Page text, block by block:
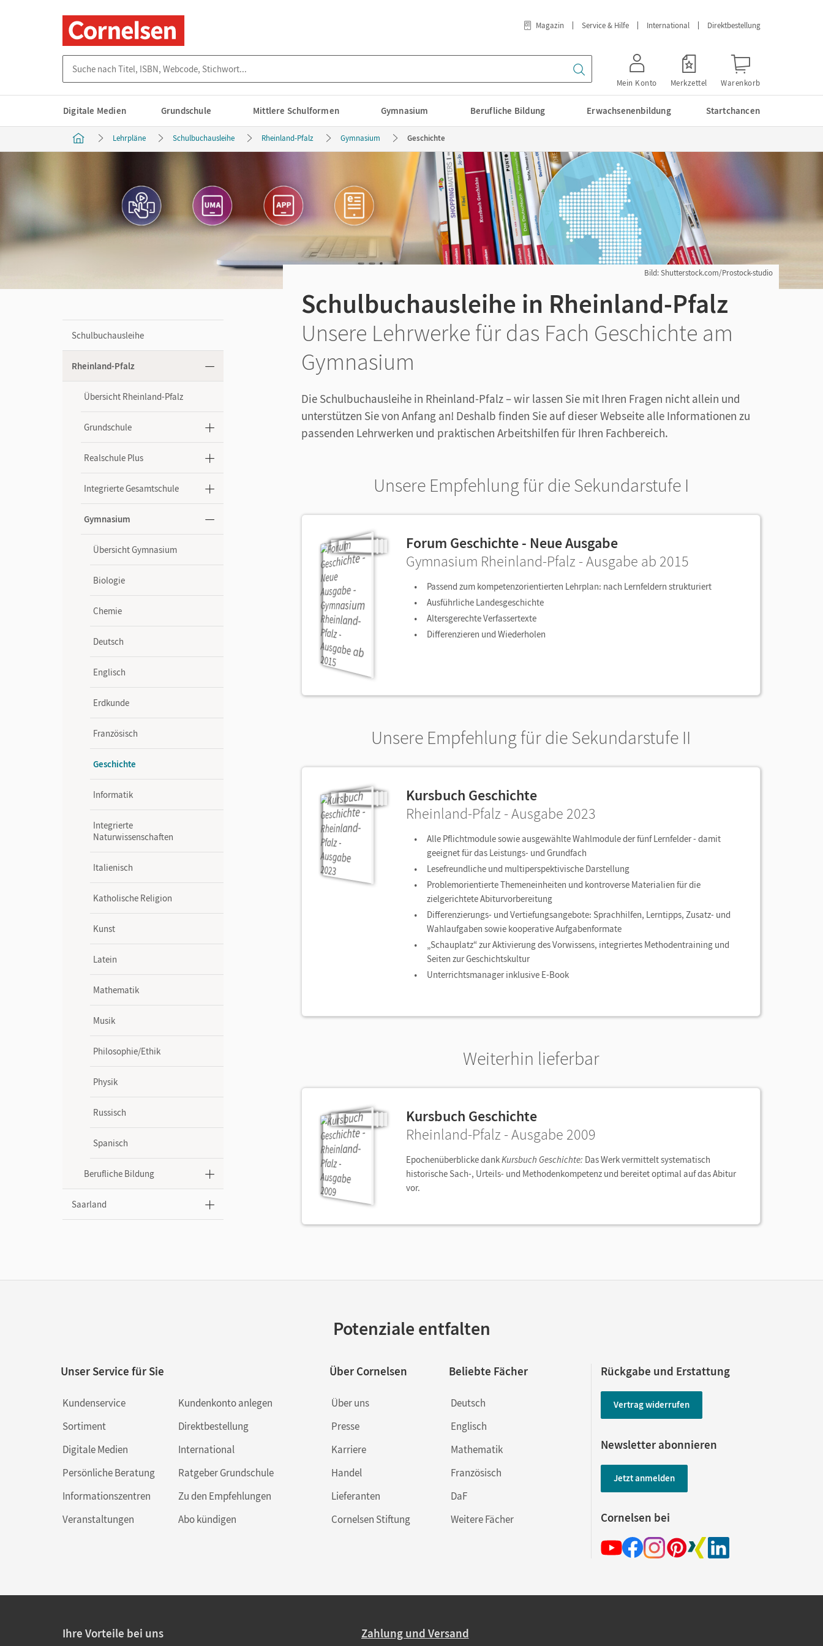
Magazin Service & Hilfe International Direktbestellung
Mein Konto Merkzettel Warenkorb
Digitale Medien Grundschule Mittlere Schulformen Gymnasium Berufliche Bildung Erwachsenenbildung Startchancen
Lehrpläne Schulbuchausleihe Rheinland-Pfalz Gymnasium Geschichte
Schulbuchausleihe
Rheinland-Pfalz
Übersicht Rheinland-Pfalz
Grundschule
Realschule Plus
Integrierte Gesamtschule
Gymnasium
Übersicht Gymnasium
Biologie
Chemie
Deutsch
Englisch
Erdkunde
Französisch
Geschichte
Informatik
Integrierte
Naturwissenschaften
Italienisch
Katholische Religion
Kunst
Latein
Mathematik
Musik
Philosophie/Ethik
Physik
Russisch
Spanisch
Berufliche Bildung
Saarland
Bild: Shutterstock.com/Prostock-studio
Schulbuchausleihe in Rheinland-Pfalz
Unsere Lehrwerke für das Fach Geschichte am
Gymnasium
Die Schulbuchausleihe in Rheinland-Pfalz – wir lassen Sie mit Ihren Fragen nicht allein und
unterstützen Sie von Anfang an! Deshalb finden Sie auf dieser Webseite alle Informationen zu
passenden Lehrwerken und praktischen Arbeitshilfen für Ihren Fachbereich.
Unsere Empfehlung für die Sekundarstufe I
Forum Geschichte - Neue Ausgabe
Gymnasium Rheinland-Pfalz - Ausgabe ab 2015
Passend zum kompetenzorientierten Lehrplan: nach Lernfeldern strukturiert
Ausführliche Landesgeschichte
Altersgerechte Verfassertexte
Differenzieren und Wiederholen
Unsere Empfehlung für die Sekundarstufe II
Kursbuch Geschichte
Rheinland-Pfalz - Ausgabe 2023
Alle Pflichtmodule sowie ausgewählte Wahlmodule der fünf Lernfelder - damit
geeignet für das Leistungs- und Grundfach
Lesefreundliche und multiperspektivische Darstellung
Problemorientierte Themeneinheiten und kontroverse Materialien für die
zielgerichtete Abiturvorbereitung
Differenzierungs- und Vertiefungsangebote: Sprachhilfen, Lerntipps, Zusatz- und
Wahlaufgaben sowie kooperative Aufgabenformate
„Schauplatz“ zur Aktivierung des Vorwissens, integriertes Methodentraining und
Seiten zur Geschichtskultur
Unterrichtsmanager inklusive E-Book
Weiterhin lieferbar
Kursbuch Geschichte
Rheinland-Pfalz - Ausgabe 2009
Epochenüberblicke dankKursbuch Geschichte: Das Werk vermittelt systematisch
historische Sach-, Urteils- und Methodenkompetenz und bereitet optimal auf das Abitur
vor.
Potenziale entfalten
Unser Service für Sie
Kundenservice
Sortiment
Digitale Medien
Persönliche Beratung
Informationszentren
Veranstaltungen
Kundenkonto anlegen
Direktbestellung
International
Ratgeber Grundschule
Zu den Empfehlungen
Abo kündigen
Über Cornelsen
Über uns
Presse
Karriere
Handel
Lieferanten
Cornelsen Stiftung
Beliebte Fächer
Deutsch
Englisch
Mathematik
Französisch
DaF
Weitere Fächer
Rückgabe und Erstattung
Vertrag widerrufen
Newsletter abonnieren
Jetzt anmelden
Cornelsen bei
Ihre Vorteile bei uns Zahlung und Versand